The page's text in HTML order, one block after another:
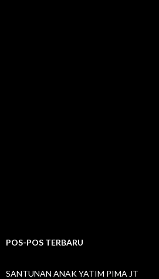
POS-POS TERBARU
SANTUNAN ANAK YATIM PIMA JT